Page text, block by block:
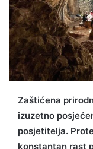
Zaštićena
izuzetno
posjetitelja.
konstantan rast